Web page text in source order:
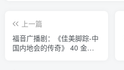
上一篇
福音广播剧：《佳美脚踪-中
国内地会的传奇》 40 金宝